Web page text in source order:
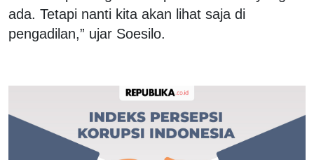
ada. Tetapi nanti kita akan lihat saja di
pengadilan,” ujar Soesilo.